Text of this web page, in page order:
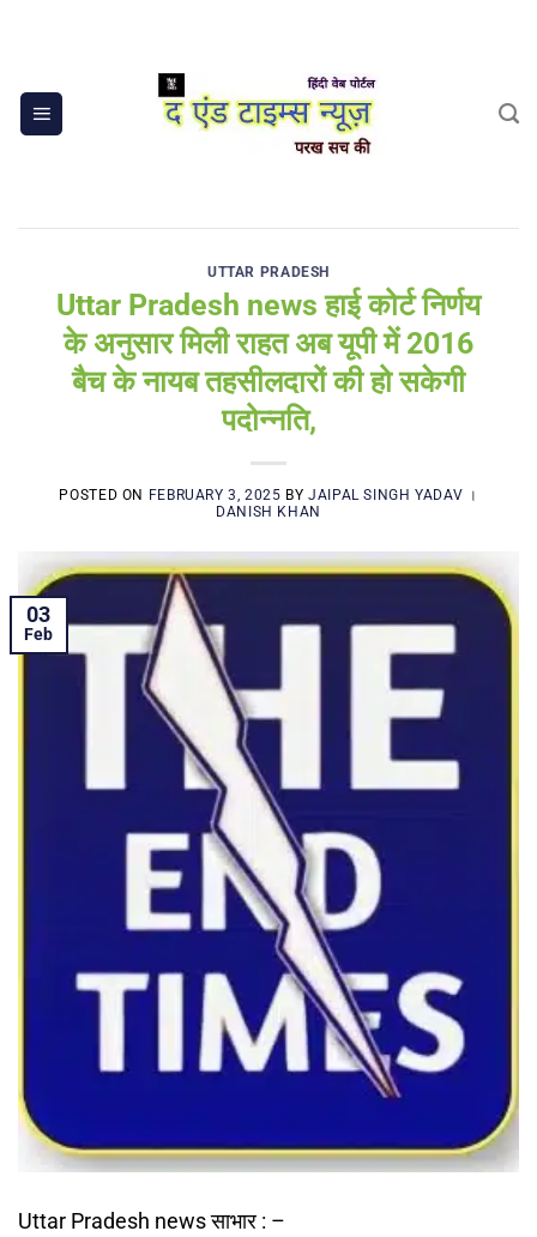
UTTAR PRADESH
Uttar Pradesh news हाई कोर्ट निर्णय
के अनुसार मिली राहत अब यूपी में 2016
बैच के नायब तहसीलदारों की हो सकेगी
पदोन्नति,
POSTED ON FEBRUARY 3, 2025 BYJAIPAL SINGH YADAV ।
DANISH KHAN
03
Feb
Uttar Pradesh news साभार : –